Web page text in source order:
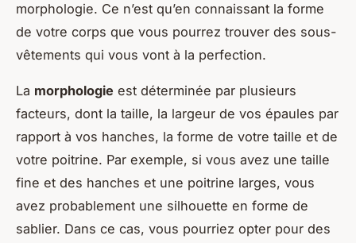
morphologie. Ce n’est qu’en connaissant la forme
de votre corps que vous pourrez trouver des sous-
vêtements qui vous vont à la perfection.
La morphologie est déterminée par plusieurs
facteurs, dont la taille, la largeur de vos épaules par
rapport à vos hanches, la forme de votre taille et de
votre poitrine. Par exemple, si vous avez une taille
fine et des hanches et une poitrine larges, vous
avez probablement une silhouette en forme de
sablier. Dans ce cas, vous pourriez opter pour des